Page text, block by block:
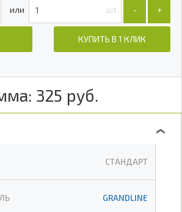
шт. +
-
КУПИТЬ В 1 КЛИК
325 руб.
❯
СТАНДАРТ
GRANDLINE